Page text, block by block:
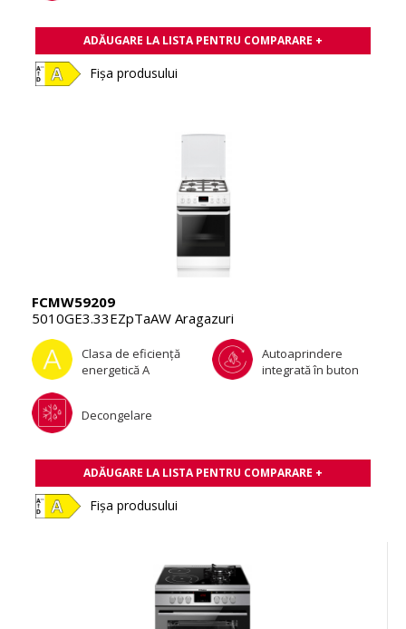
ADĂUGARE LA LISTA PENTRU COMPARARE +
Fișa produsului
FCMW59209
5010GE3.33EZpTaAW Aragazuri
Clasa de eficienţă
energetică A
Autoaprindere
integrată în buton
Decongelare
ADĂUGARE LA LISTA PENTRU COMPARARE +
Fișa produsului